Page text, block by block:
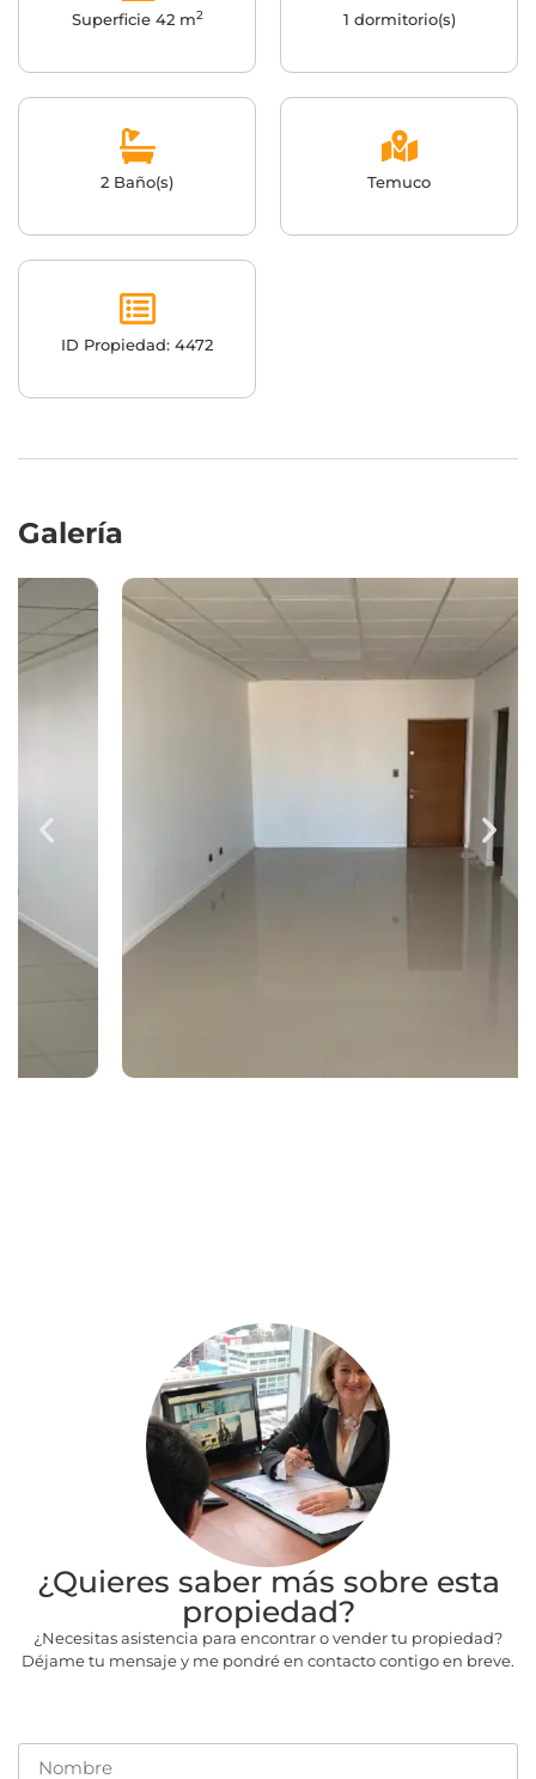
Superficie 42 m2 1 dormitorio(s)
2 Baño(s) Temuco
ID Propiedad: 4472
Galería
¿Quieres saber más sobre esta
propiedad?
¿Necesitas asistencia para encontrar o vender tu propiedad?
Déjame tu mensaje y me pondré en contacto contigo en breve.